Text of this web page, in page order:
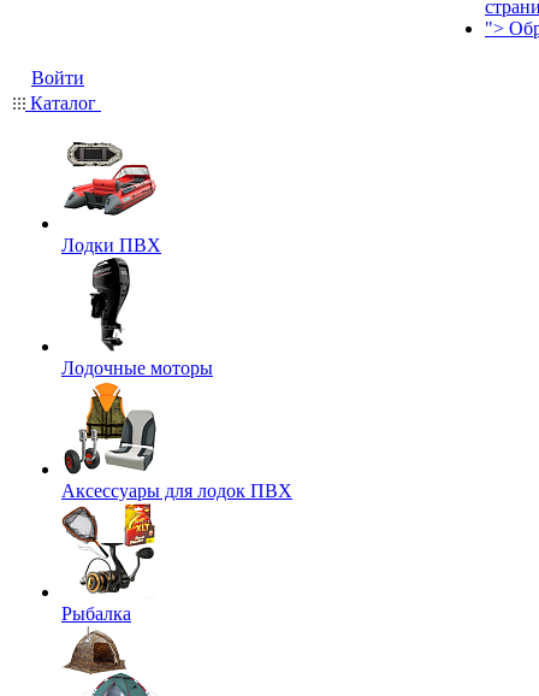
">
Войти
Каталог
Лодки ПВХ
Лодочные моторы
Аксессуары для лодок ПВХ
Рыбалка